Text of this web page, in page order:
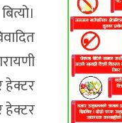
हेक्टर
हेक्टर